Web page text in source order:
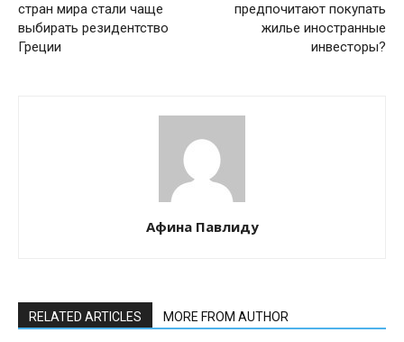
стран мира стали чаще
выбирать резидентство
Греции
предпочитают покупать
жилье иностранные
инвесторы?
Афина Павлиду
RELATED ARTICLES MORE FROM AUTHOR